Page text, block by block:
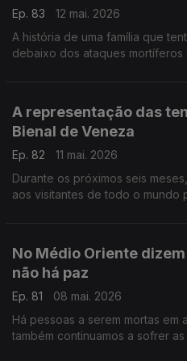
Ep. 83
12 mai. 2026
A história de uma família que
debaixo dos ataques mortíferos
A representação das
Bienal de Veneza
Ep. 82
11 mai. 2026
Durante os próximos seis
aos visitantes de todo o mundo
No Médio Oriente
não há paz
Ep. 81
08 mai. 2026
Há pessoas a serem mortas em
também continuamos a sofrer